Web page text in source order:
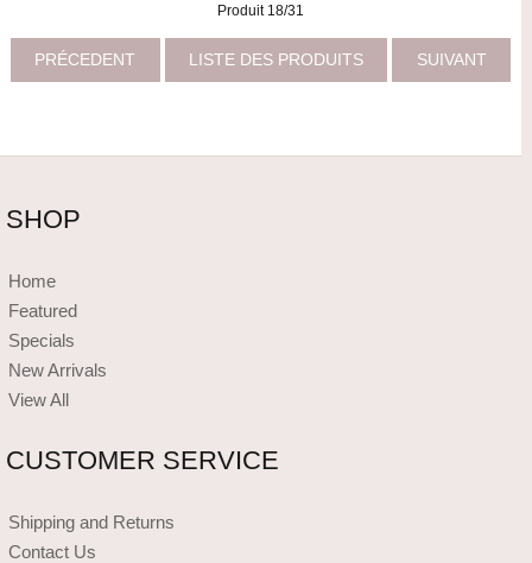
Produit 18/31
PRÉCEDENT LISTE DES PRODUITS SUIVANT
SHOP
Home
Featured
Specials
New Arrivals
View All
CUSTOMER SERVICE
Shipping and Returns
Contact Us